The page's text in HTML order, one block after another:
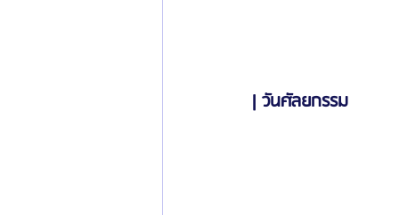
| วันศัลยกรรม